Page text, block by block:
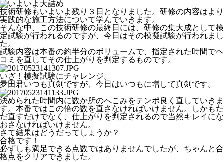
技術研修もいよいよ残り３日となりました。研修の内容はより
実践的な施工方法について学んでいきます。
そんな中、この技術研修の最終日には、研修の集大成として検
定試験が行われるのですが、今日はその模擬試験が行われまし
た。
試験内容は本番の約半分のボリュームで、指定された時間でヘ
コミを直してその仕上がりを判定するものです。
いざ！模擬試験にチャレンジ。
夛田君いつも真剣ですが、今日はいつもに増して真剣です。
決められた時間内に数か所のへこみをテンポ良く直していきま
す。本番ではこの倍の数を直さなければいけません。しかもた
だ直すだけでなく、仕上がりを判定されるので当然キレイにな
おさなければいけません。
さて結果はどうだってしょうか？
合格です！
必ずしも満足できる点数ではありませんでしたが、ちゃんと合
格点をクリアできました。